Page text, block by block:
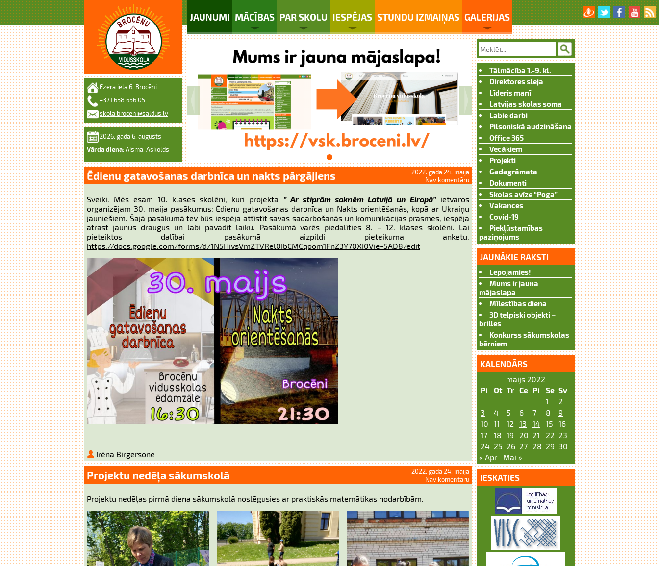
JAUNUMI MĀCĪBAS PAR SKOLU IESPĒJAS STUNDU IZMAIŅAS GALERIJAS
Ezera iela 6, Brocēni
+371 638 656 05
skola.broceni@saldus.lv
2026. gada 6. augusts
Vārda diena: Aisma, Askolds
Ēdienu gatavošanas darbnīca un nakts pārgājiens
2022. gada 24. maija
Nav komentāru
Sveiki. Mēs esam 10. klases skolēni, kuri projekta ” Ar stiprām saknēm Latvijā un Eiropā”ietvaros
organizējam 30. maija pasākumus: Ēdienu gatavošanas darbnīca un Nakts orientēšanās, kopā ar Ukraiņu
jauniešiem. Šajā pasākumā tev būs iespēja attīstīt savas sadarbošanās un komunikācijas prasmes, iespēja
atrast jaunus draugus un labi pavadīt laiku. Pasākumā varēs piedalīties 8. – 12. klases skolēni. Lai
pieteiktos dalībai pasākumā aizpildi pieteikuma anketu.
https://docs.google.com/forms/d/1N5HivsVmZTVRel0IbCMCqoom1FnZ3Y70XI0Vie-5AD8/edit
Irēna Birgersone
Projektu nedēļa sākumskolā
2022. gada 24. maija
Nav komentāru
Projektu nedēļas pirmā diena sākumskolā noslēgusies ar praktiskās matemātikas nodarbībām.
Tālmācība 1.-9. kl.
Direktores sleja
Līderis manī
Latvijas skolas soma
Labie darbi
Pilsoniskā audzināšana
Office 365
Vecākiem
Projekti
Gadagrāmata
Dokumenti
Skolas avīze “Poga”
Vakances
Covid-19
Piekļūstamības
paziņojums
JAUNĀKIE RAKSTI
Lepojamies!
Mums ir jauna
mājaslapa
Mīlestības diena
3D telpiski objekti –
brilles
Konkurss sākumskolas
bērniem
KALENDĀRS
maijs 2022
Pi
Ot Tr Ce Pi Se Sv
1
2
3
4 5 6 7 8
9
10
11 12 13 14 15
16
17
18 19 20 21 22 23
24 25 26 27 28 29 30
« Apr
Mai »
IESKATIES